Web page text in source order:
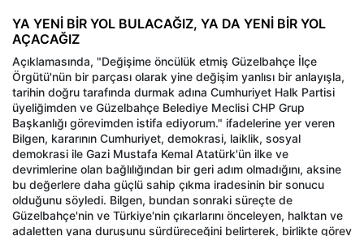
YA YENİ BİR YOL BULACAĞIZ, YA DA YENİ BİR YOL
AÇACAĞIZ
Açıklamasında, "Değişime öncülük etmiş Güzelbahçe İlçe
Örgütü'nün bir parçası olarak yine değişim yanlısı bir anlayışla,
tarihin doğru tarafında durmak adına Cumhuriyet Halk Partisi
üyeliğimden ve Güzelbahçe Belediye Meclisi CHP Grup
Başkanlığı görevimden istifa ediyorum." ifadelerine yer veren
Bilgen, kararının Cumhuriyet, demokrasi, laiklik, sosyal
demokrasi ile Gazi Mustafa Kemal Atatürk'ün ilke ve
devrimlerine olan bağlılığından bir geri adım olmadığını, aksine
bu değerlere daha güçlü sahip çıkma iradesinin bir sonucu
olduğunu söyledi. Bilgen, bundan sonraki süreçte de
Güzelbahçe'nin ve Türkiye'nin çıkarlarını önceleyen, halktan ve
adaletten yana duruşunu sürdüreceğini belirterek, birlikte görev